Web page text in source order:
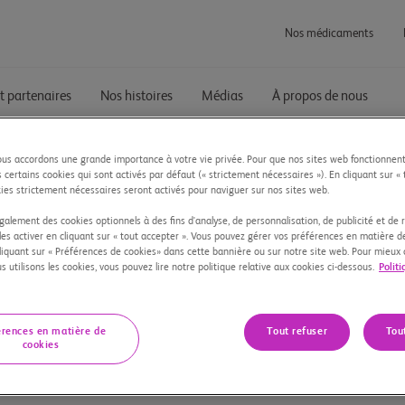
Nos médicaments
partenaires Nos histoires Médias À propos de nous
biopharmaceutique mondiale dont la mission est de
des maladies graves. En tant que citoyens du monde,
dans les communautés où nous vivons et travaillons.
accordons une grande importance à votre vie privée. Pour que nos sites web
certains cookies qui sont activés par défaut (« strictement nécessaires »). En cliquant sur «
strictement nécessaires seront activés pour naviguer sur nos sites web.
des cookies optionnels à des fins d'analyse, de personnalisation, de publicité et de
activer en cliquant sur « tout accepter ». Vous pouvez gérer vos préférences en matière
sur « Préférences de cookies» dans cette bannière ou sur notre site web. Pour mieux
utilisons les cookies, vous pouvez lire notre politique relative aux cookies ci-dessous.
en matière de
cookies
Tout refuser